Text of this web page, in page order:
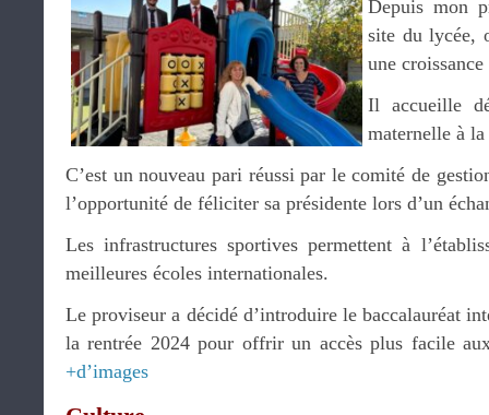
Depuis mon
site du lycée,
une
Il accueille
maternelle à
C’est un nouveau pari réussi par le comité de
l’opportunité de féliciter sa présidente lors d’un
Les infrastructures sportives permettent à
meilleures écoles internationales.
Le proviseur a décidé d’introduire le baccalauréat
la rentrée 2024 pour offrir un accès plus facile
+d’images